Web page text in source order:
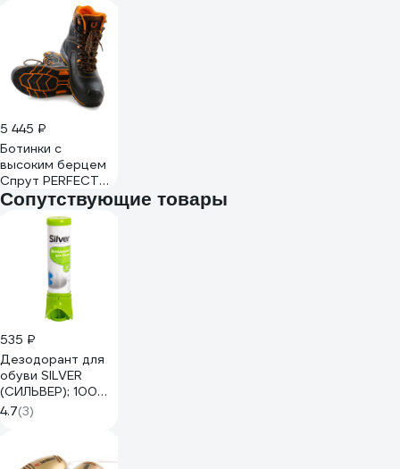
5 445 ₽
Ботинки с
высоким берцем
Спрут PERFECT
PROTECTION ПУ-
Нитрил с ПП и АС
р.43 124920
Сопутствующие товары
535 ₽
Дезодорант для
обуви SILVER
(СИЛЬВЕР); 100
мл, распыление
180 градусов
00/БМ
4.7(3)